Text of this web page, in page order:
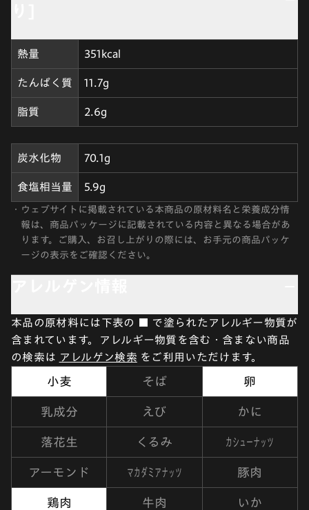
熱量 351kcal
たんぱく質 11.7g
脂質 2.6g
炭水化物 70.1g
食塩相当量 5.9g
・ ウェブサイトに掲載されている本商品の原材料名と栄養成分情
報は、商品パッケージに記載されている内容と異なる場合があ
ります。ご購入、お召し上がりの際には、お手元の商品パッケ
ージの表示をご確認ください。
本品の原材料には下表の ■ で塗られたアレルギー物質が
含まれています。アレルギー物質を含む・含まない商品
の検索は アレルゲン検索 をご利用いただけます。
小麦 そば 卵
乳成分 えび かに
落花生 くるみ カシューナッツ
アーモンド マカダミアナッツ 豚肉
鶏肉 牛肉 いか